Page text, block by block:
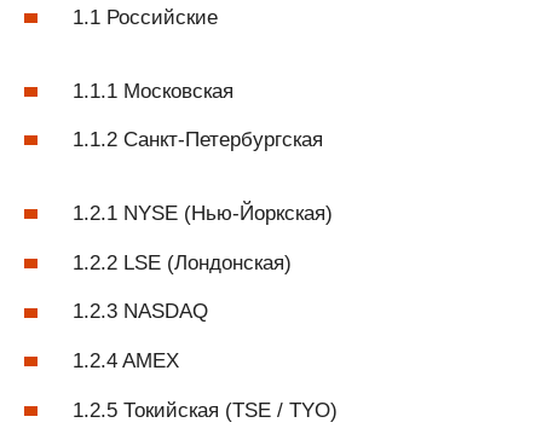
1.1 Российские
1.1.1 Московская
1.1.2 Санкт-Петербургская
1.2.1 NYSE (Нью-Йоркская)
1.2.2 LSE (Лондонская)
1.2.3 NASDAQ
1.2.4 AMEX
1.2.5 Токийская (TSE / TYO)